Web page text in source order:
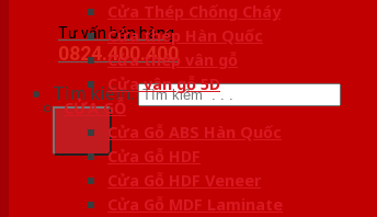
Tư vấn bán hàng
0824.400.400
Tìm kiếm:
Cửa Thép Chống Cháy
Cửa thép Hàn Quốc
Cửa thép vân gỗ
Cửa vân gỗ 5D
CỬA GỖ
Cửa Gỗ ABS Hàn Quốc
Cửa Gỗ HDF
Cửa Gỗ HDF Veneer
Cửa Gỗ MDF Laminate